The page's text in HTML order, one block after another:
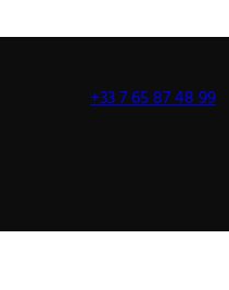
+33 7 65 87 48 99